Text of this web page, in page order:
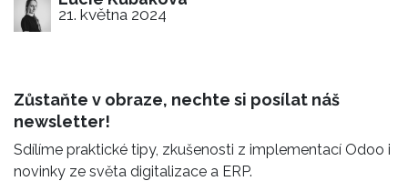
21. května 2024
Zůstaňte v obraze, nechte si posílat náš
newsletter!
Sdílíme praktické tipy, zkušenosti z implementací Odoo i
novinky ze světa digitalizace a ERP.